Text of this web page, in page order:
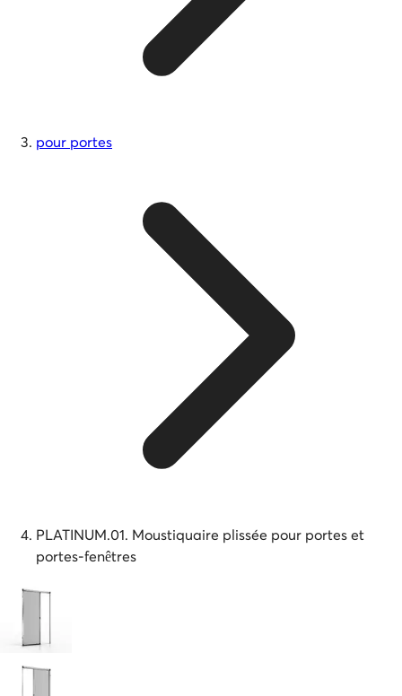
pour portes
PLATINUM.01. Moustiquaire plissée pour portes et
portes-fenêtres